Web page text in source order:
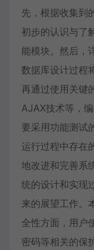
先，根据收集到
初步的认识与了
能模块。然后，
数据库设计过程
再通过使用关键
AJAX技术等，
要采用功能测试
运行过程中存在
地改进和完善系
统的设计和实现
来的展望工作。
全性方面，用户
密码等相关的保